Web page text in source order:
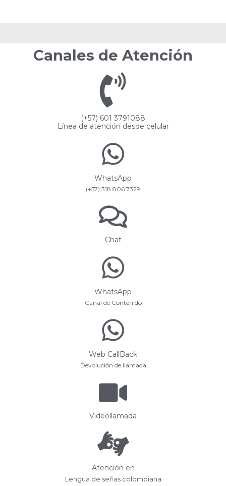
Canales de Atención
(+57) 601 3791088
Línea de atención desde celular
WhatsApp
(+57) 318 806 7329
Chat
WhatsApp
Canal de Contenido
Web CallBack
Devolución de llamada
Videollamada
Atención en
Lengua de señas colombiana